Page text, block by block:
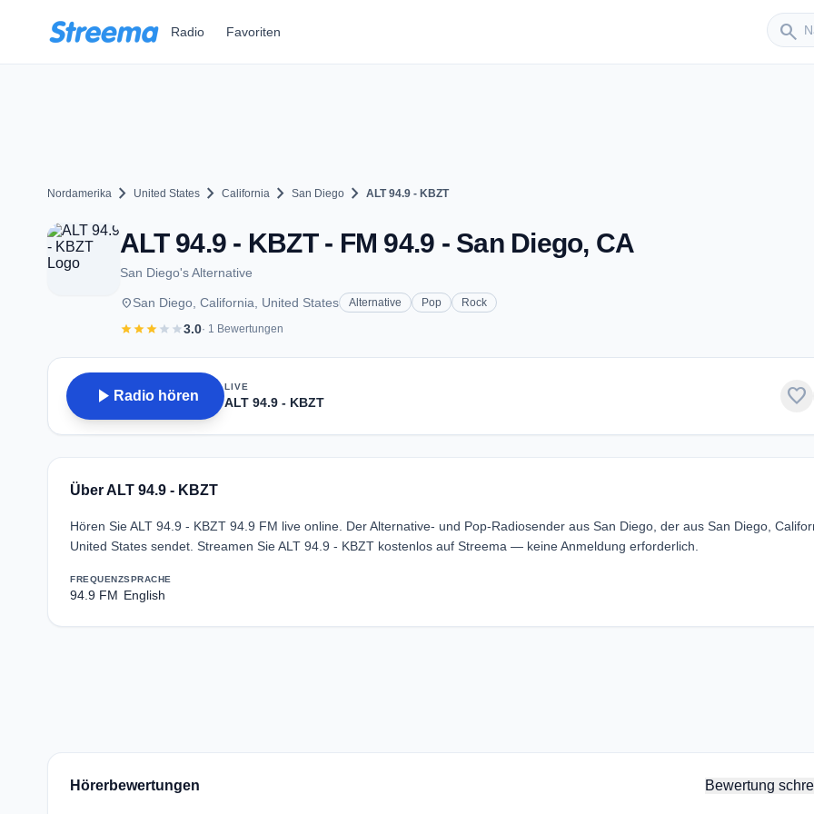
Radio Favoriten search
Sender
Nordamerika chevron_right United States chevron_right California chevron_right San Diego chevron_right ALT 94.9 - KBZT
ALT 94.9 - KBZT - FM 94.9 - San Diego, CA
San Diego's Alternative
placeSan Diego, California, United States Alternative Pop Rock
starstarstarstar star3.0· 1 Bewertungen
play_arrow Radio hören
LIVE
ALT 94.9 - KBZT favorite
Über ALT 94.9 - KBZT
Hören Sie ALT 94.9 - KBZT 94.9 FM live online. Der Alternative- und Pop-Radiosender aus San Diego, der aus San Diego,
United States sendet. Streamen Sie ALT 94.9 - KBZT kostenlos auf Streema — keine Anmeldung erforderlich.
FREQUENZ
94.9 FM
SPRACHE
English
Hörerbewertungen Bewertung